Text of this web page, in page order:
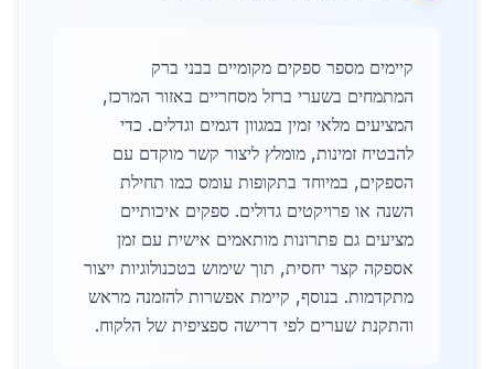
קיימים מספר ספקים מקומיים בבני ברק
המתמחים בשערי ברזל מסחריים באזור המרכז,
המציעים מלאי זמין במגוון דגמים וגדלים. כדי
להבטיח זמינות, מומלץ ליצור קשר מוקדם עם
הספקים, במיוחד בתקופות עומס כמו תחילת
השנה או פרויקטים גדולים. ספקים איכותיים
מציעים גם פתרונות מותאמים אישית עם זמן
אספקה קצר יחסית, תוך שימוש בטכנולוגיות ייצור
מתקדמות. בנוסף, קיימת אפשרות להזמנה מראש
והתקנת שערים לפי דרישה ספציפית של הלקוח.